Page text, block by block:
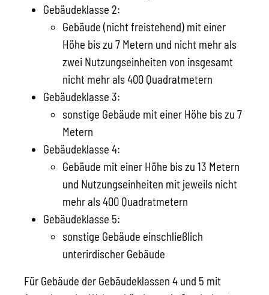
Gebäudeklasse 2:
Gebäude (nicht freistehend) mit einer
Höhe bis zu 7 Metern und nicht mehr als
zwei Nutzungseinheiten von insgesamt
nicht mehr als 400 Quadratmetern
Gebäudeklasse 3:
sonstige Gebäude mit einer Höhe bis zu 7
Metern
Gebäudeklasse 4:
Gebäude mit einer Höhe bis zu 13 Metern
und Nutzungseinheiten mit jeweils nicht
mehr als 400 Quadratmetern
Gebäudeklasse 5:
sonstige Gebäude einschließlich
unterirdischer Gebäude
Für Gebäude der Gebäudeklassen 4 und 5 mit